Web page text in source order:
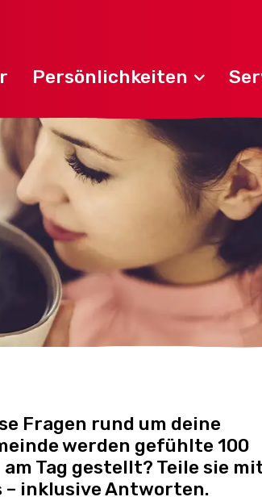
Persönlichkeiten
Fragen rund um deine
werden gefühlte 100
am Tag gestellt? Teile sie
– inklusive Antworten.